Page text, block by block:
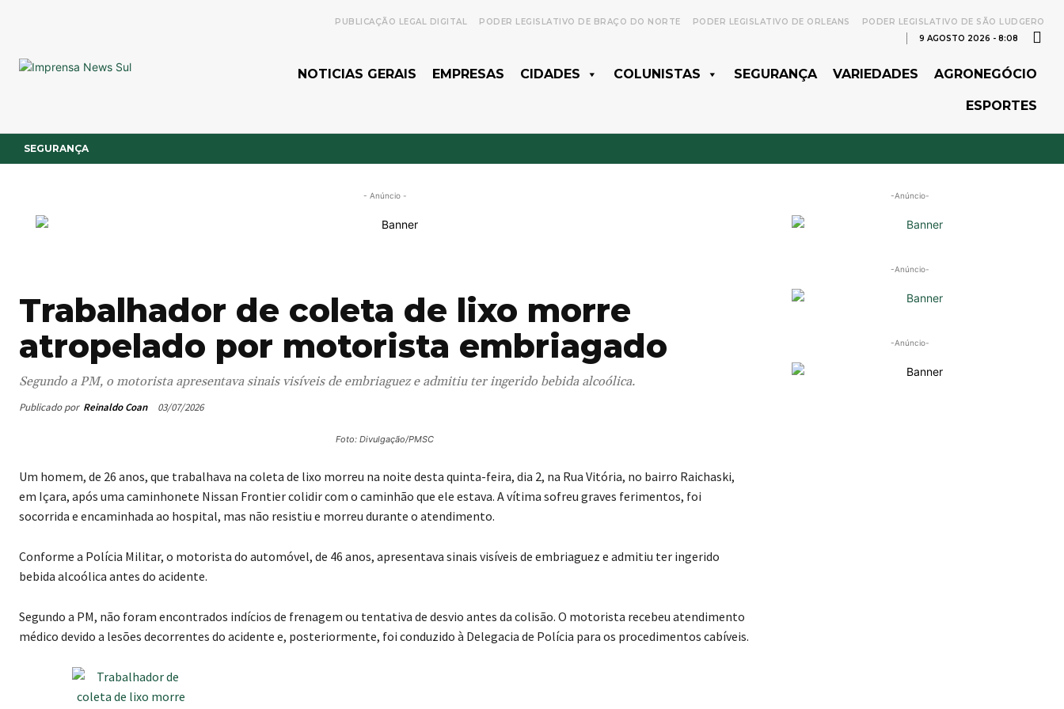
PUBLICAÇÃO LEGAL DIGITAL PODER LEGISLATIVO DE BRAÇO DO NORTE PODER LEGISLATIVO DE ORLEANS
PODER LEGISLATIVO DE SÃO LUDGERO
9 AGOSTO 2026 - 8:08
NOTICIAS GERAIS EMPRESAS CIDADES COLUNISTAS SEGURANÇA VARIEDADES AGRONEGÓCIO
ESPORTES
SEGURANÇA
- Anúncio -
Trabalhador de coleta de lixo morre
atropelado por motorista embriagado
Segundo a PM, o motorista apresentava sinais visíveis de embriaguez e admitiu ter ingerido bebida alcoólica.
Publicado por Reinaldo Coan 03/07/2026
Foto: Divulgação/PMSC
Um homem, de 26 anos, que trabalhava na coleta de lixo morreu na noite desta quinta-feira, dia 2, na Rua Vitória, no bairro Raichaski,
em Içara, após uma caminhonete Nissan Frontier colidir com o caminhão que ele estava. A vítima sofreu graves ferimentos, foi
socorrida e encaminhada ao hospital, mas não resistiu e morreu durante o atendimento.
Conforme a Polícia Militar, o motorista do automóvel, de 46 anos, apresentava sinais visíveis de embriaguez e admitiu ter ingerido
bebida alcoólica antes do acidente.
Segundo a PM, não foram encontrados indícios de frenagem ou tentativa de desvio antes da colisão. O motorista recebeu atendimento
médico devido a lesões decorrentes do acidente e, posteriormente, foi conduzido à Delegacia de Polícia para os procedimentos cabíveis.
-Anúncio-
-Anúncio-
-Anúncio-